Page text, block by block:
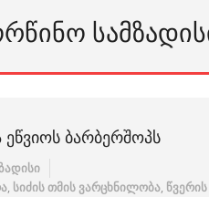
ᲑᲐᲠᲑᲔᲠᲨᲝᲞᲡ
, სიძის თმის ვარცხნილობა,